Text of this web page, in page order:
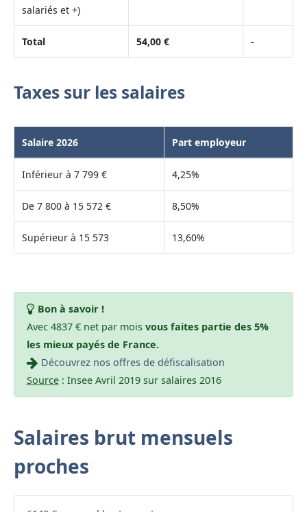
salariés et +)
Total 54,00 € -
Taxes sur les salaires
Salaire 2026 Part employeur
Inférieur à 7 799 € 4,25%
De 7 800 à 15 572 € 8,50%
Supérieur à 15 573 13,60%
Bon à savoir !
Avec 4837 € net par mois vous faites partie des 5%
les mieux payés de France.
Découvrez nos offres de défiscalisation
Source: Insee Avril 2019 sur salaires 2016
Salaires brut mensuels
proches